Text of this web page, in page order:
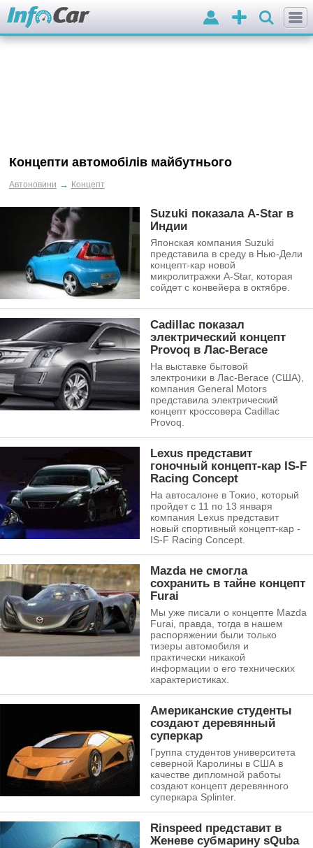
Додати
оголошення
Вхід
Концепти автомобілів майбутнього
Автоновини → Концепт
Suzuki показала A-Star в
Индии
Японская компания Suzuki
представила в среду в Нью-Дели
концепт-кар новой
микролитражки A-Star, которая
сойдет с конвейера в октябре.
Cadillac показал
электрический концепт
Provoq в Лас-Вегасе
На выставке бытовой
электроники в Лас-Вегасе (США),
компания General Motors
представила электрический
концепт кроссовера Cadillac
Provoq.
Lexus представит
гоночный концепт-кар IS-F
Racing Concept
На автосалоне в Токио, который
пройдет с 11 по 13 января
компания Lexus представит
новый спортивный концепт-кар -
IS-F Racing Concept.
Mazda не смогла
сохранить в тайне концепт
Furai
Мы уже писали о концепте Mazda
Furai, правда, тогда в нашем
распоряжении были только
тизеры автомобиля и
практически никакой
информации о его технических
характеристиках.
Американские студенты
создают деревянный
суперкар
Группа студентов университета
северной Каролины в США в
качестве дипломной работы
создают концепт деревянного
суперкара Splinter.
Rinspeed представит в
Женеве субмарину sQuba